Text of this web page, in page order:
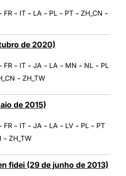
FR - IT - LA - PL - PT - ZH_CN -
de 2020)
FR - IT - JA - LA - MN - NL - PL
- ZH_TW
de 2015)
FR - IT - JA - LA - LV - PL - PT
- ZH_TW
fidei (29 de junho de 2013)